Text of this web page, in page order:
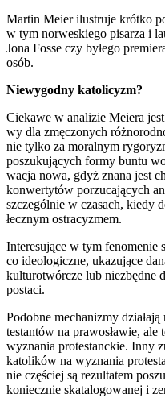
Mar­tin Meier ilu­stru­je krót­ko
w tym nor­we­skie­go pisa­rza i
Jona Fos­se czy byłe­go
osób.
Nie­wy­god­ny kato­li­cyzm?
Cie­ka­we w ana­li­zie Meie­ra
wy dla zmę­czo­nych
nie tyl­ko za moral­nym
poszu­ku­ją­cych for­my bun­tu
wa­cja nowa, gdyż zna­na jest
kon­wer­ty­tów porzu­ca­ją­cych
szcze­gól­nie w cza­sach, kie­dy
łecz­nym ostra­cy­zmem.
Inte­re­su­ją­ce w tym feno­me­nie
co ide­olo­gicz­ne, uka­zu­ją­ce
kul­tu­ro­twór­cze lub nie­zbęd­ne
posta­ci.
Podob­ne mecha­ni­zmy
te­stan­tów na pra­wo­sła­wie,
wyzna­nia pro­te­stanc­kie. Inny
kato­li­ków na wyzna­nia
nie czę­ściej są rezul­ta­tem
ko­niecz­nie ska­ta­lo­go­wa­nej i